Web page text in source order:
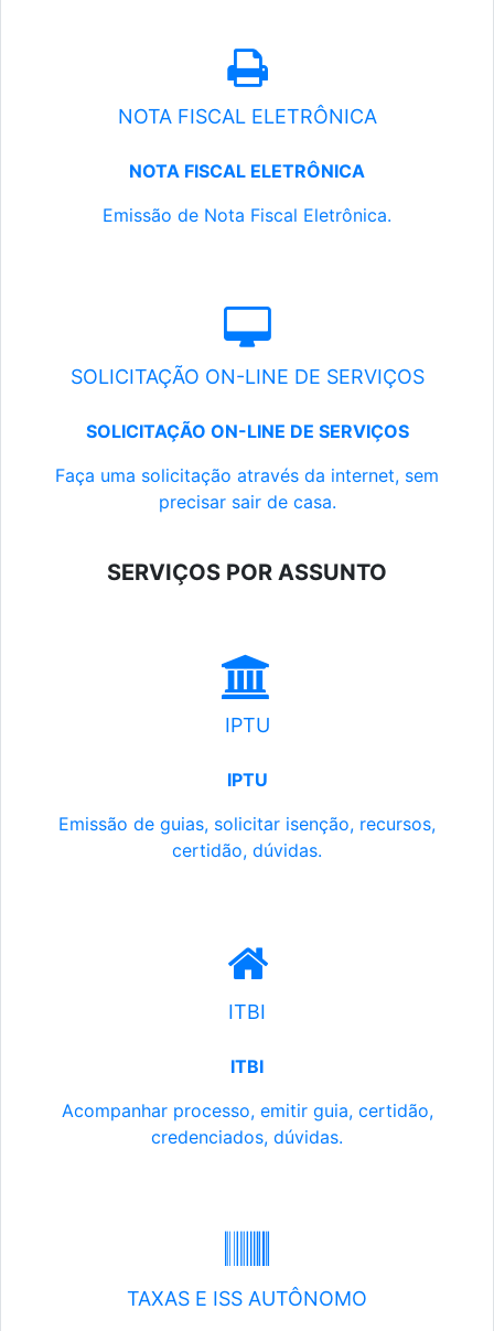
NOTA FISCAL ELETRÔNICA
NOTA FISCAL ELETRÔNICA
Emissão de Nota Fiscal Eletrônica.
SOLICITAÇÃO ON-LINE DE SERVIÇOS
SOLICITAÇÃO ON-LINE DE SERVIÇOS
Faça uma solicitação através da internet, sem
precisar sair de casa.
SERVIÇOS POR ASSUNTO
IPTU
IPTU
Emissão de guias, solicitar isenção, recursos,
certidão, dúvidas.
ITBI
ITBI
Acompanhar processo, emitir guia, certidão,
credenciados, dúvidas.
TAXAS E ISS AUTÔNOMO